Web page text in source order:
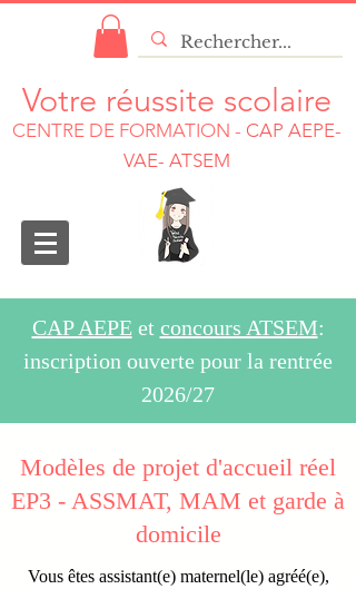
Votre réussite scolaire
CENTRE DE FORMATION - CAP AEPE-
VAE- ATSEM
CAP AEPEet concours ATSEM:
inscription ouverte pour la rentrée
2026/27
Modèles de projet d'accueil réel
EP3 - ASSMAT, MAM et garde à
domicile
Vous êtes assistant(e) maternel(le) agréé(e),